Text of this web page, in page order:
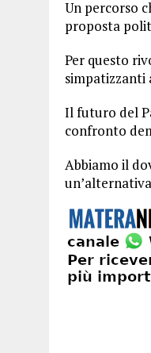
Un percorso
proposta
Per questo
simpatizzanti
Il futuro del
confronto
Abbiamo il